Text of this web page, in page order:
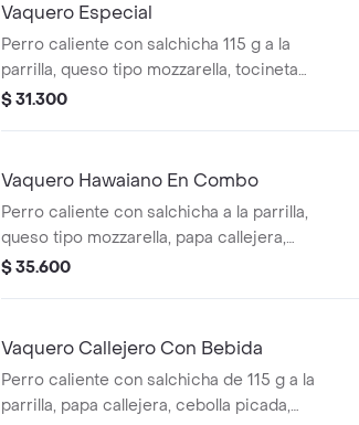
Vaquero Especial
Perro caliente con salchicha 115 g a la
parrilla, queso tipo mozzarella, tocineta
picada, papa callejera, cebolla picada,
$ 31.300
Vaquero Hawaiano En Combo
Perro caliente con salchicha a la parrilla,
queso tipo mozzarella, papa callejera,
piña y salsas en pan perro + papas
$ 35.600
Vaquero Callejero Con Bebida
Perro caliente con salchicha de 115 g a la
parrilla, papa callejera, cebolla picada,